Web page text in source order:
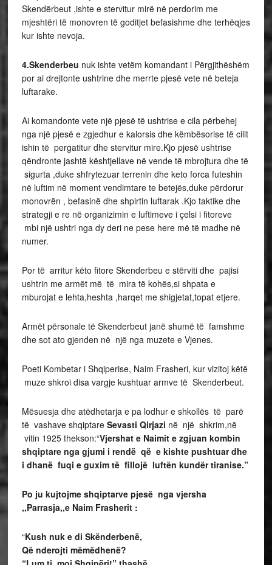
Skendërbeut ,ishte e stervitur mirë në perdorim me
mjeshtëri të monovren të goditjet befasishme dhe terhëqjes
kur ishte nevoja.
4.Skenderbeu nuk ishte vetëm komandant i Përgjithëshëm
por ai drejtonte ushtrine dhe merrte pjesë vete në beteja
luftarake.
Ai komandonte vete një pjesë të ushtrise e cila përbehej
nga një pjesë e zgjedhur e kalorsis dhe këmbësorise të cilit
ishin të pergatitur dhe stervitur mire.Kjo pjesë ushtrise
qëndronte jashtë kështjellave në vende të mbrojtura dhe të
sigurta ,duke shfrytezuar terrenin dhe keto forca futeshin
në luftim në moment vendimtare te betejës,duke përdorur
monovrën , befasinë dhe shpirtin luftarak .Kjo taktike dhe
strategji e re në organizimin e luftimeve i çelsi i fitoreve
mbi një ushtri nga dy deri ne pese here më të madhe në
numer.
Por të arritur këto fitore Skenderbeu e stërviti dhe pajisi
ushtrin me armët më të mira të kohës,si shpata e
mburojat e lehta,heshta ,harqet me shigjetat,topat etjere.
Armët përsonale të Skenderbeut janë shumë të famshme
dhe sot ato gjenden në një nga muzete e Vjenes.
Poeti Kombetar i Shqiperise, Naim Frasheri, kur vizitoj këtë
muze shkroi disa vargje kushtuar armve të Skenderbeut.
Mësuesja dhe atëdhetarja e pa lodhur e shkollës të parë
të vashave shqiptare Sevasti Qirjazi në një shkrim,në
vitin 1925 thekson:“Vjershat e Naimit e zgjuan kombin
shqiptare nga gjumi i rendë që e kishte pushtuar dhe
i dhanë fuqi e guxim të fillojë luftën kundër tiranise.”
Po ju kujtojme shqiptarve pjesë nga vjersha
,,Parrasja,,e Naim Frasherit :
“Kush nuk e di Skënderbenë,
Që nderojti mëmëdhenë?